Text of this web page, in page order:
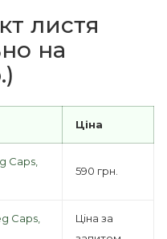
листя
на
Ціна
Caps,
590 грн.
Caps,
Ціна за